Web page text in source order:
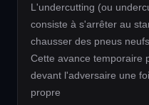
L'undercutting (ou
consiste à s'arrêter au
chausser des pneus
Cette avance temporaire
devant l'adversaire une
propre